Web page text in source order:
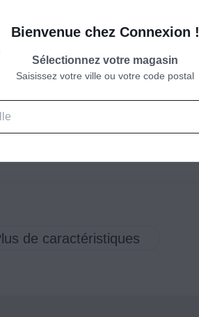
Bienvenue chez Connexion !
Sélectionnez votre magasin
Saisissez votre ville ou votre code postal